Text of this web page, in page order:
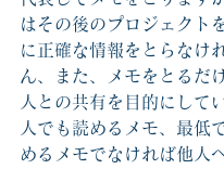
はその後のプロジェクト
に正確な情報をとらなけ
ん、また、メモをとるだ
人との共有を目的にして
人でも読めるメモ、最低
めるメモでなければ他人